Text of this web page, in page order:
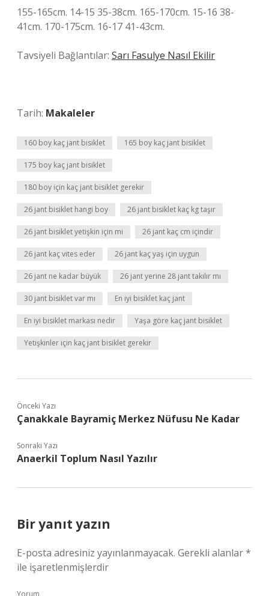
155-165cm. 14-15 35-38cm. 165-170cm. 15-16 38-
41cm. 170-175cm. 16-17 41-43cm.
Tavsiyeli Bağlantılar: Sarı Fasulye Nasıl Ekilir
Tarih: Makaleler
160 boy kaç jant bisiklet 165 boy kaç jant bisiklet
175 boy kaç jant bisiklet
180 boy için kaç jant bisiklet gerekir
26 jant bisiklet hangi boy 26 jant bisiklet kaç kg taşır
26 jant bisiklet yetişkin için mi 26 jant kaç cm içindir
26 jant kaç vites eder 26 jant kaç yaş için uygun
26 jant ne kadar büyük 26 jant yerine 28 jant takılır mı
30 jant bisiklet var mı En iyi bisiklet kaç jant
En iyi bisiklet markası nedir Yaşa göre kaç jant bisiklet
Yetişkinler için kaç jant bisiklet gerekir
Önceki Yazı
Çanakkale Bayramiç Merkez Nüfusu Ne Kadar
Sonraki Yazı
Anaerkil Toplum Nasıl Yazılır
Bir yanıt yazın
E-posta adresiniz yayınlanmayacak. Gerekli alanlar*
ile işaretlenmişlerdir
Yorum